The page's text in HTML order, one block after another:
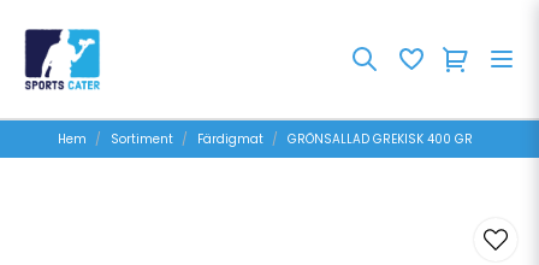
Hem Sortiment Färdigmat GRÖNSALLAD GREKISK 400 GR